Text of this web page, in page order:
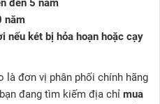
đến 5 năm
năm
nếu két bị hỏa hoạn hoặc cạy
là đơn vị phân phối chính hãng
đang tìm kiếm địa chỉ mua